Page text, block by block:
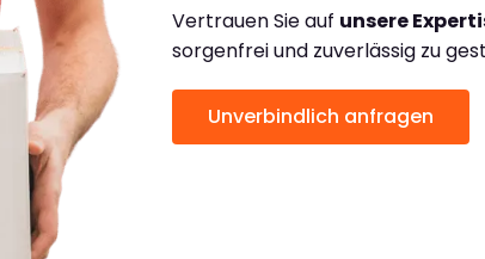
Vertrauen Sie auf unsere
sorgenfrei und zuverlässig zu
Unverbindlich anfragen